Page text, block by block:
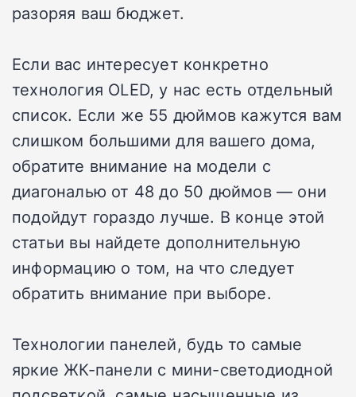
разоряя ваш бюджет.
Если вас интересует конкретно
технология OLED, у нас есть отдельный
список. Если же 55 дюймов кажутся вам
слишком большими для вашего дома,
обратите внимание на модели с
диагональю от 48 до 50 дюймов — они
подойдут гораздо лучше. В конце этой
статьи вы найдете дополнительную
информацию о том, на что следует
обратить внимание при выборе.
Технологии панелей, будь то самые
яркие ЖК-панели с мини-светодиодной